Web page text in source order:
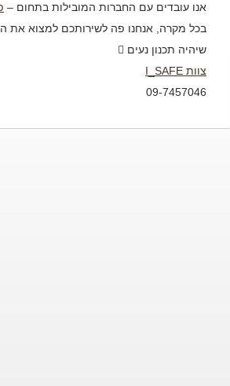
אנו עובדים עם החברות המובילות בתחום –
בכל מקרה, אנחנו פה לשירותכם למצוא את
שיהיה תכנון נעים 
צוות I_SAFE
09-7457046